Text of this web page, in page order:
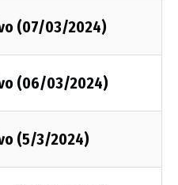
(07/03/2024)
(06/03/2024)
(5/3/2024)